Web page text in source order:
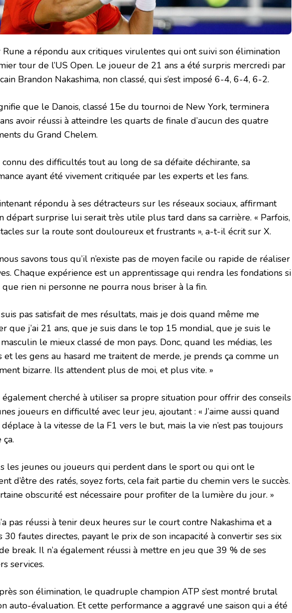
a répondu aux critiques virulentes qui ont suivi son élimination
tour de l’US Open. Le joueur de 21 ans a été surpris mercredi par
Brandon Nakashima, non classé, qui s’est imposé 6-4, 6-4, 6-2.
que le Danois, classé 15e du tournoi de New York, terminera
avoir réussi à atteindre les quarts de finale d’aucun des quatre
du Grand Chelem.
connu des difficultés tout au long de sa défaite déchirante, sa
ayant été vivement critiquée par les experts et les fans.
répondu à ses détracteurs sur les réseaux sociaux, affirmant
départ surprise lui serait très utile plus tard dans sa carrière. « Parfois,
sur la route sont douloureux et frustrants », a-t-il écrit sur X.
savons tous qu’il n’existe pas de moyen facile ou rapide de réaliser
Chaque expérience est un apprentissage qui rendra les fondations si
rien ni personne ne pourra nous briser à la fin.
suis pas satisfait de mes résultats, mais je dois quand même me
que j’ai 21 ans, que je suis dans le top 15 mondial, que je suis le
le mieux classé de mon pays. Donc, quand les médias, les
et les gens au hasard me traitent de merde, je prends ça comme un
bizarre. Ils attendent plus de moi, et plus vite. »
également cherché à utiliser sa propre situation pour offrir des conseils
joueurs en difficulté avec leur jeu, ajoutant : « J’aime aussi quand
à la vitesse de la F1 vers le but, mais la vie n’est pas toujours
les jeunes ou joueurs qui perdent dans le sport ou qui ont le
d’être des ratés, soyez forts, cela fait partie du chemin vers le succès.
obscurité est nécessaire pour profiter de la lumière du jour. »
pas réussi à tenir deux heures sur le court contre Nakashima et a
30 fautes directes, payant le prix de son incapacité à convertir ses six
break. Il n’a également réussi à mettre en jeu que 39 % de ses
services.
son élimination, le quadruple champion ATP s’est montré brutal
auto-évaluation. Et cette performance a aggravé une saison qui a été